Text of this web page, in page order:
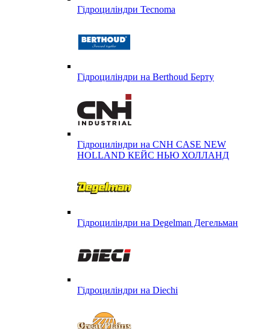
Гідроциліндри Tecnoma
Гідроциліндри на Berthoud Берту
Гідроциліндри на CNH CASE NEW
HOLLAND КЕЙС НЬЮ ХОЛЛАНД
Гідроциліндри на Degelman Дегельман
Гідроциліндри на Diechi